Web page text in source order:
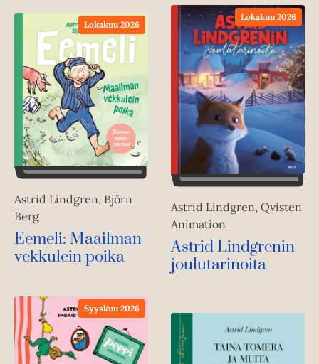
Lokakuu 2026
Astrid Lindgren, Björn
Berg
Eemeli: Maailman
vekkulein poika
Lokakuu 2026
Astrid Lindgren, Qvisten
Animation
Astrid Lindgrenin
joulutarinoita
Syyskuu 2026